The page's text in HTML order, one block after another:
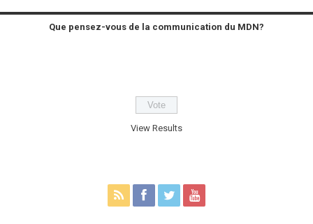
Que pensez-vous de la communication du MDN?
View Results